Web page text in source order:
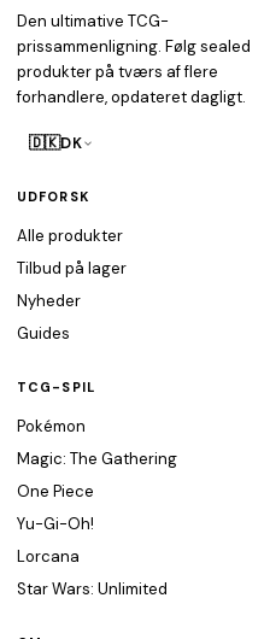
Den ultimative TCG-
prissammenligning. Følg sealed
produkter på tværs af flere
forhandlere, opdateret dagligt.
🇩🇰DK
UDFORSK
Alle produkter
Tilbud på lager
Nyheder
Guides
TCG-SPIL
Pokémon
Magic: The Gathering
One Piece
Yu-Gi-Oh!
Lorcana
Star Wars: Unlimited